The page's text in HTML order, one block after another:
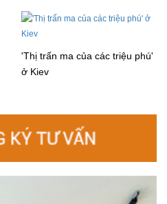
'Thị trấn ma của các triệu phú'
ở Kiev